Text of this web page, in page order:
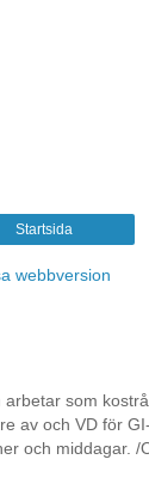
Startsida
webbversion
som
av och VD för
och middagar. /